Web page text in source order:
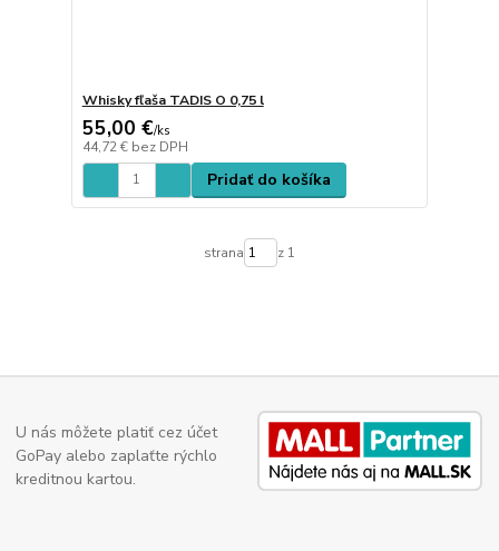
Whisky fľaša TADIS O 0,75 l
55,00 €/ks
44,72 € bez DPH
Pridať do košíka
strana z 1
U nás môžete platiť cez účet
GoPay alebo zaplaťte rýchlo
kreditnou kartou.